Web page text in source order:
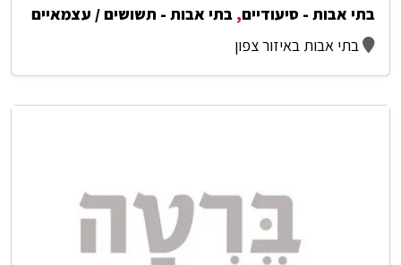
בתי אבות - סיעודיים, בתי אבות - תשושים / עצמאיים
בתי אבות באיזור צפון